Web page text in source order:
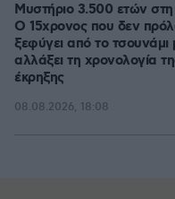
Μυστήριο 3.500 ετών στη
Ο 15χρονος που δεν
ξεφύγει από το τσουνάμι
αλλάξει τη χρονολογία
έκρηξης
08.08.2026, 18:08